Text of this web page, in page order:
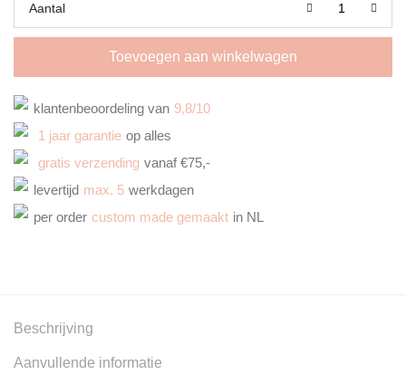
Aantal
Toevoegen aan winkelwagen
klantenbeoordeling van 9,8/10
1 jaar garantie op alles
gratis verzending vanaf €75,-
levertijd max. 5 werkdagen
per order custom made gemaakt in NL
Beschrijving
Aanvullende informatie